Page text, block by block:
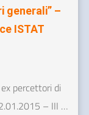
generali” –
ISTAT
percettori di
– III …